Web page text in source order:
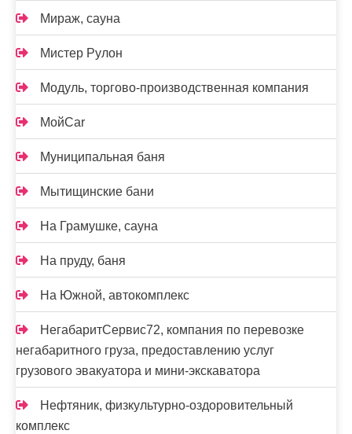
Мираж, сауна
Мистер Рулон
Модуль, торгово-производственная компания
МойCar
Муниципальная баня
Мытищинские бани
На Грамушке, сауна
На пруду, баня
На Южной, автокомплекс
НегабаритСервис72, компания по перевозке
негабаритного груза, предоставлению услуг
грузового эвакуатора и мини-экскаватора
Нефтяник, физкультурно-оздоровительный
комплекс